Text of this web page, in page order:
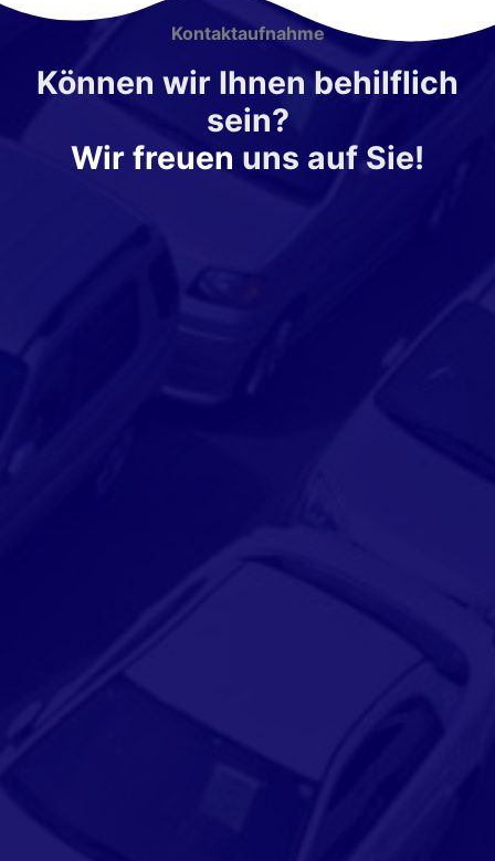
Kontaktaufnahme
Können wir Ihnen behilflich
sein?
Wir freuen uns auf Sie!